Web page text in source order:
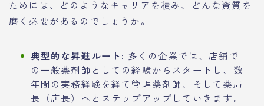
ためには、どのようなキャリアを積み、どんな資質を
磨く必要があるのでしょうか。
典型的な昇進ルート: 多くの企業では、店舗で
の一般薬剤師としての経験からスタートし、数
年間の実務経験を経て管理薬剤師、そして薬局
長（店長）へとステップアップしていきます。